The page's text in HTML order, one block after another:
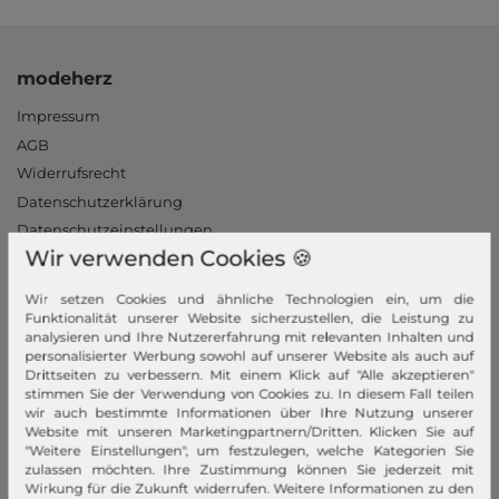
modeherz
Impressum
AGB
Widerrufsrecht
Datenschutzerklärung
Datenschutzeinstellungen
Barrierefreiheitserklärung
Unsere Stores
Mein Konto
Login
Neukunde?
Informationen
Wir verwenden Cookies 🍪
Wir setzen Cookies und ähnliche Technologien ein, um die
Funktionalität unserer Website sicherzustellen, die Leistung zu
analysieren und Ihre Nutzererfahrung mit relevanten Inhalten und
personalisierter Werbung sowohl auf unserer Website als auch auf
Drittseiten zu verbessern. Mit einem Klick auf "Alle akzeptieren"
stimmen Sie der Verwendung von Cookies zu. In diesem Fall teilen
wir auch bestimmte Informationen über Ihre Nutzung unserer
Website mit unseren Marketingpartnern/Dritten. Klicken Sie auf
"Weitere Einstellungen", um festzulegen, welche Kategorien Sie
zulassen möchten. Ihre Zustimmung können Sie jederzeit mit
Wirkung für die Zukunft widerrufen. Weitere Informationen zu den